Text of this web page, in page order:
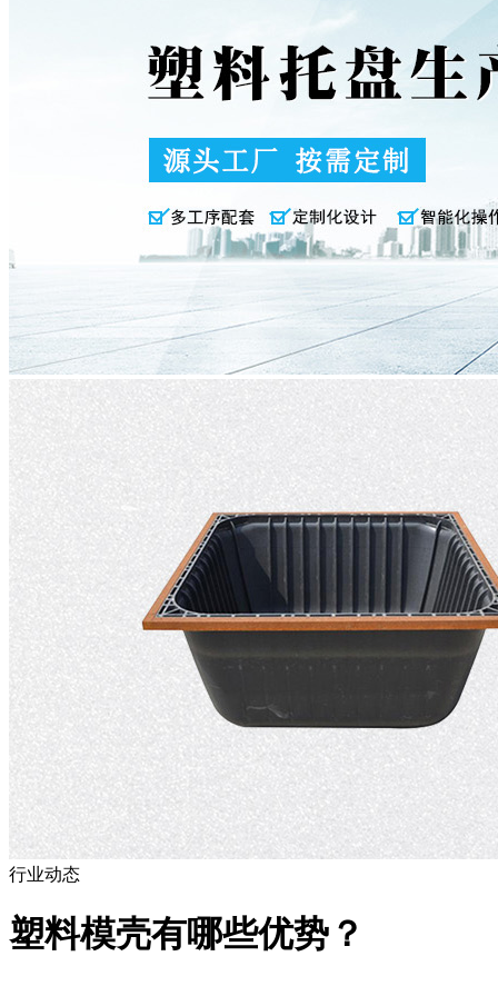
行业动态
塑料模壳有哪些优势？